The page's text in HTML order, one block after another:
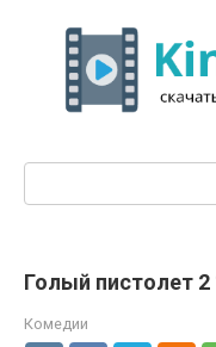
контенту
Голый пистолет 2
Комедии